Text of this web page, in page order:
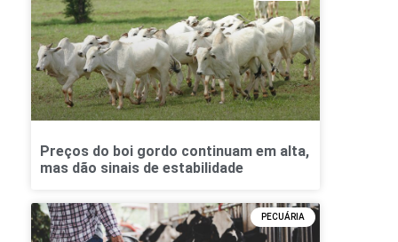
Preços do boi gordo continuam em alta,
mas dão sinais de estabilidade
PECUÁRIA